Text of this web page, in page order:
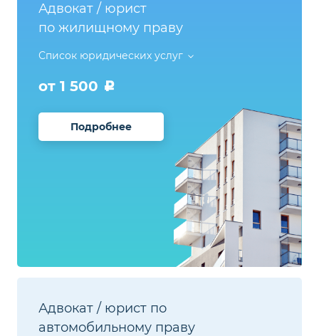
Адвокат / юрист
по жилищному праву
Список юридических услуг
от 1 500
Подробнее
Адвокат / юрист по
автомобильному праву